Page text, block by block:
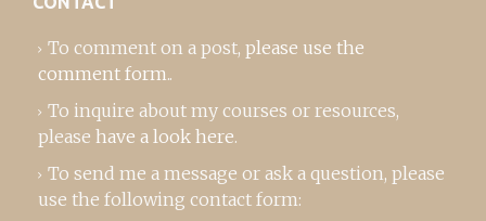
To comment on a post, please use the
comment form..
To inquire about my courses or resources,
please have a look here.
To send me a message or ask a question, please
use the following contact form: